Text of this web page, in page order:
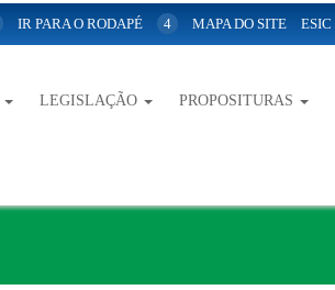
IR PARA O RODAPÉ 4 MAPA DO SITE ESIC
LEGISLAÇÃO PROPOSITURAS